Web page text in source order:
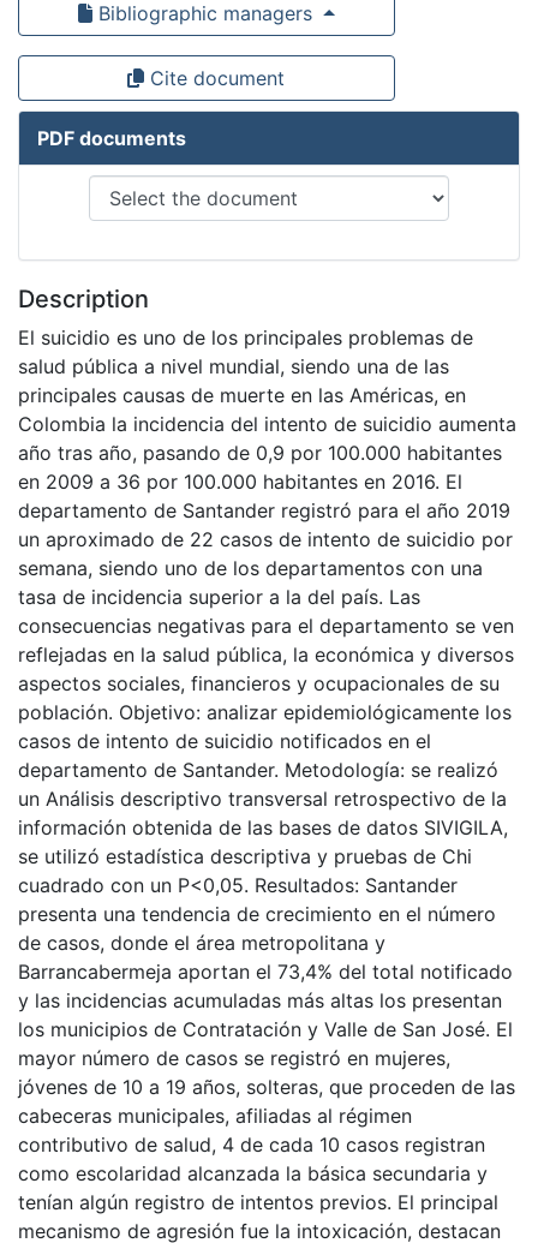
Bibliographic managers
Cite document
PDF documents
Description
El suicidio es uno de los principales problemas de
salud pública a nivel mundial, siendo una de las
principales causas de muerte en las Américas, en
Colombia la incidencia del intento de suicidio aumenta
año tras año, pasando de 0,9 por 100.000 habitantes
en 2009 a 36 por 100.000 habitantes en 2016. El
departamento de Santander registró para el año 2019
un aproximado de 22 casos de intento de suicidio por
semana, siendo uno de los departamentos con una
tasa de incidencia superior a la del país. Las
consecuencias negativas para el departamento se ven
reflejadas en la salud pública, la económica y diversos
aspectos sociales, financieros y ocupacionales de su
población. Objetivo: analizar epidemiológicamente los
casos de intento de suicidio notificados en el
departamento de Santander. Metodología: se realizó
un Análisis descriptivo transversal retrospectivo de la
información obtenida de las bases de datos SIVIGILA,
se utilizó estadística descriptiva y pruebas de Chi
cuadrado con un P<0,05. Resultados: Santander
presenta una tendencia de crecimiento en el número
de casos, donde el área metropolitana y
Barrancabermeja aportan el 73,4% del total notificado
y las incidencias acumuladas más altas los presentan
los municipios de Contratación y Valle de San José. El
mayor número de casos se registró en mujeres,
jóvenes de 10 a 19 años, solteras, que proceden de las
cabeceras municipales, afiliadas al régimen
contributivo de salud, 4 de cada 10 casos registran
como escolaridad alcanzada la básica secundaria y
tenían algún registro de intentos previos. El principal
mecanismo de agresión fue la intoxicación, destacan